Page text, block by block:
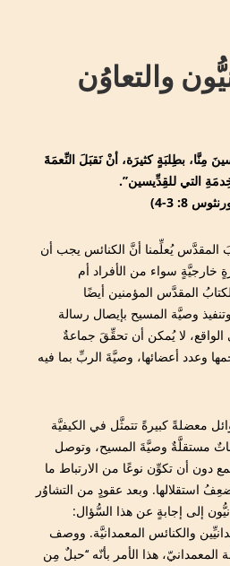
والتعاوُن
مِنَّا، بطِلبَةٍ كثيرَة، أنْ نَقبَلَ النِّعمَةَ
التي للقِدِّيسين’’.
المقدَّس يُعلِّمنا أنَّ الكنائس يجب أن
سواء من الأفراد أم
المقدَّس المؤمنين أيضًا
وصيَّة المسيح بإيصال رسالة
الواقع، لا يُمكن أن تحقِّقَ جماعةٌ
وعدد أعضائها، وصيَّةَ الربِّ بما فيه
معضلةً كبيرةً تتمثَّل في الكيفيَّة
مستقلَّةٌ وصيَّةَ المسيح، وتوصل
دون أن تكوِّن نوعًا من الارتباط ما
استقلالها. وبعد عقودٍ من التشاوُر
إلى إجابةٍ عن هذا السُّؤال:
والكنائس المعمدانيَّة. ووصف
هذا الأمر بأنّه ‘‘حبلٌ مِن